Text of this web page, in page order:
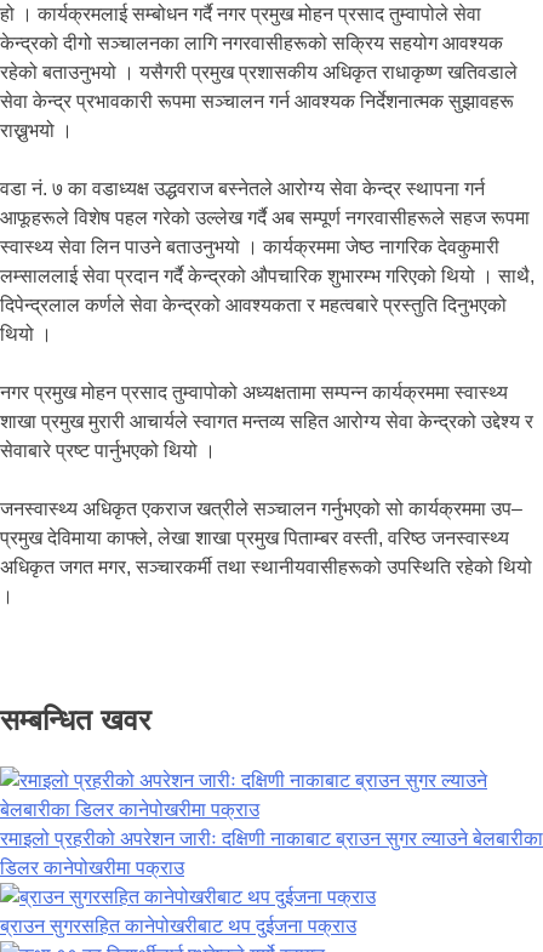
हो । कार्यक्रमलाई सम्बोधन गर्दै नगर प्रमुख मोहन प्रसाद तुम्वापोले सेवा
केन्द्रको दीगो सञ्चालनका लागि नगरवासीहरूको सक्रिय सहयोग आवश्यक
रहेको बताउनुभयो । यसैगरी प्रमुख प्रशासकीय अधिकृत राधाकृष्ण खतिवडाले
सेवा केन्द्र प्रभावकारी रूपमा सञ्चालन गर्न आवश्यक निर्देशनात्मक सुझावहरू
राख्नुभयो ।
वडा नं. ७ का वडाध्यक्ष उद्धवराज बस्नेतले आरोग्य सेवा केन्द्र स्थापना गर्न
आफूहरूले विशेष पहल गरेको उल्लेख गर्दै अब सम्पूर्ण नगरवासीहरूले सहज रूपमा
स्वास्थ्य सेवा लिन पाउने बताउनुभयो । कार्यक्रममा जेष्ठ नागरिक देवकुमारी
लम्साललाई सेवा प्रदान गर्दै केन्द्रको औपचारिक शुभारम्भ गरिएको थियो । साथै,
दिपेन्द्रलाल कर्णले सेवा केन्द्रको आवश्यकता र महत्वबारे प्रस्तुति दिनुभएको
थियो ।
नगर प्रमुख मोहन प्रसाद तुम्वापोको अध्यक्षतामा सम्पन्न कार्यक्रममा स्वास्थ्य
शाखा प्रमुख मुरारी आचार्यले स्वागत मन्तव्य सहित आरोग्य सेवा केन्द्रको उद्देश्य र
सेवाबारे प्रष्ट पार्नुभएको थियो ।
जनस्वास्थ्य अधिकृत एकराज खत्रीले सञ्चालन गर्नुभएको सो कार्यक्रममा उप–
प्रमुख देविमाया काफ्ले, लेखा शाखा प्रमुख पिताम्बर वस्ती, वरिष्ठ जनस्वास्थ्य
अधिकृत जगत मगर, सञ्चारकर्मी तथा स्थानीयवासीहरूको उपस्थिति रहेको थियो
।
सम्बन्धित खवर
रमाइलो प्रहरीको अपरेशन जारीः दक्षिणी नाकाबाट ब्राउन सुगर ल्याउने बेलबारीका
डिलर कानेपोखरीमा पक्राउ
ब्राउन सुगरसहित कानेपोखरीबाट थप दुईजना पक्राउ